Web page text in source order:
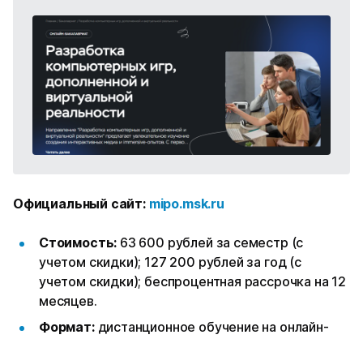
Официальный сайт: mipo.msk.ru
Стоимость: 63 600 рублей за семестр (с
учетом скидки); 127 200 рублей за год (с
учетом скидки); беспроцентная рассрочка на 12
месяцев.
Формат:дистанционное обучение на онлайн-